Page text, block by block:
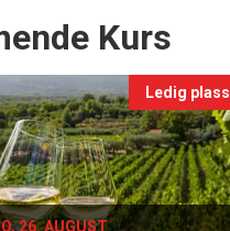
Kurs
Ledig plass
26. AUGUST